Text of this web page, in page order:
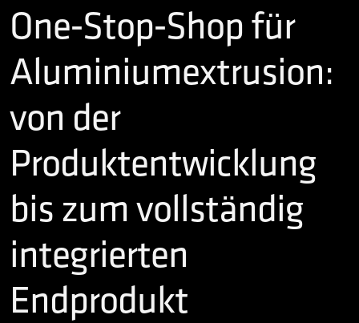
One‑Stop‑Shop für
Aluminiumextrusion:
von der
Produktentwicklung
bis zum vollständig
integrierten
Endprodukt